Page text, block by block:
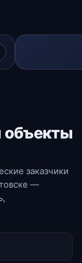
объекты
заказчики
—